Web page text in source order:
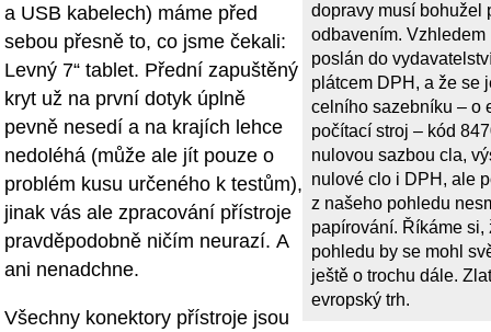
dopravy musí bohužel
odbavením. Vzhledem
poslán do
plátcem DPH, a že se
celního sazebníku – o
počítací stroj – kód
nulovou sazbou cla,
nulové clo i DPH, ale
z našeho pohledu
papírování. Říkáme si,
pohledu by se mohl
ještě o trochu dále.
evropský trh.
a USB kabelech) máme před
sebou přesně to, co jsme čekali:
Levný 7“ tablet. Přední zapuštěný
kryt už na první dotyk úplně
pevně nesedí a na krajích lehce
nedoléhá (může ale jít pouze o
problém kusu určeného k testům),
jinak vás ale zpracování přístroje
pravděpodobně ničím neurazí. A
ani nenadchne.
Všechny konektory přístroje jsou